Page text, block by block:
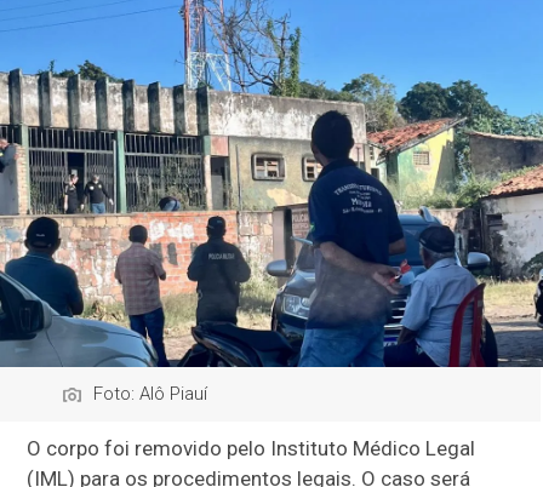
Foto: Alô Piauí
O corpo foi removido pelo Instituto Médico Legal
(IML) para os procedimentos legais. O caso será